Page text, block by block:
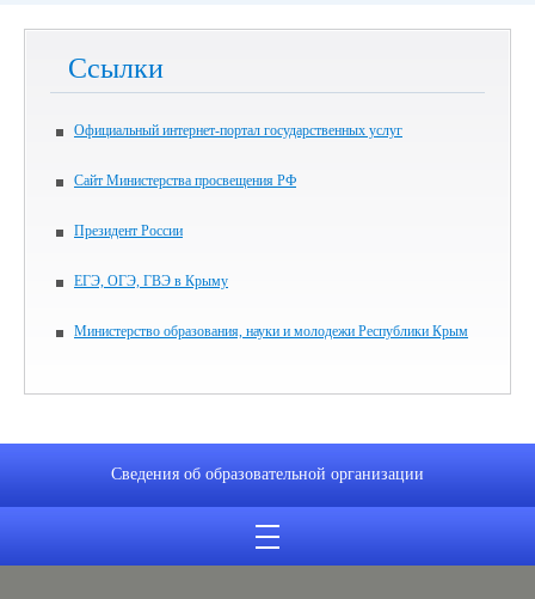
Ссылки
Официальный интернет-портал государственных услуг
Сайт Министерства просвещения РФ
Президент России
ЕГЭ, ОГЭ, ГВЭ в Крыму
Министерство образования, науки и молодежи Республики Крым
Сведения об образовательной организации